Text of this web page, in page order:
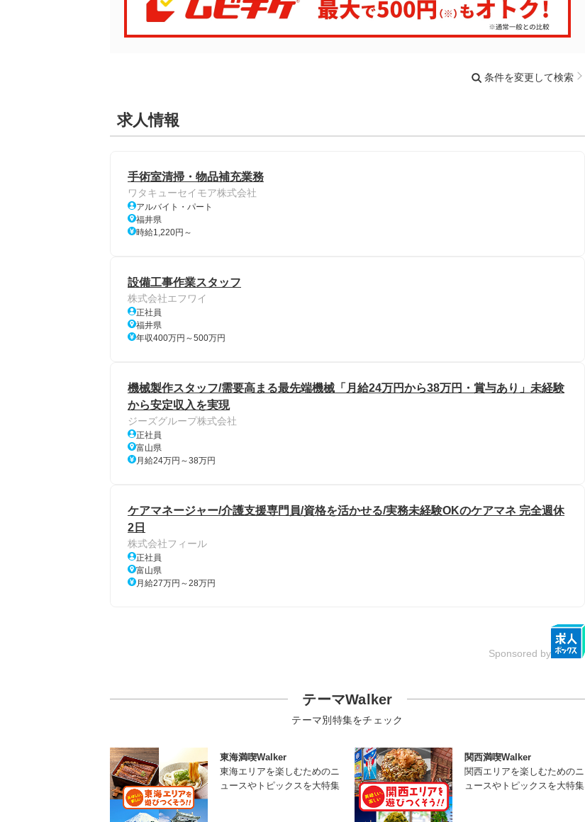
条件を変更して検索
求人情報
手術室清掃・物品補充業務
ワタキューセイモア株式会社
アルバイト・パート
福井県
時給1,220円～
設備工事作業スタッフ
株式会社エフワイ
正社員
福井県
年収400万円～500万円
機械製作スタッフ/需要高まる最先端機械「月給24万円から38万円・賞与あり」未経験
から安定収入を実現
ジーズグループ株式会社
正社員
富山県
月給24万円～38万円
ケアマネージャー/介護支援専門員/資格を活かせる/実務未経験OKのケアマネ 完全週休
2日
株式会社フィール
正社員
富山県
月給27万円～28万円
Sponsored by
テーマWalker
テーマ別特集をチェック
東海満喫Walker
東海エリアを楽しむためのニ
ュースやトピックスを大特集
関西満喫Walker
関西エリアを楽しむためのニ
ュースやトピックスを大特集